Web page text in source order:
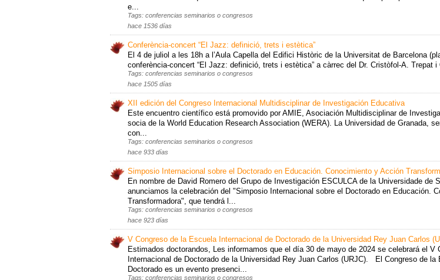
e...
Tags: conferencias seminarios o congresos
hace 1536 días
Conferència-concert “El Jazz: definició, trets i estètica”
El 4 de juliol a les 18h a l’Aula Capella del Edifici Històric de la Universitat de Barcelona
conferència-concert “El Jazz: definició, trets i estètica” a càrrec del Dr. Cristòfol-A. Trepat i
Tags: conferencias seminarios o congresos
hace 1505 días
XII edición del Congreso Internacional Multidisciplinar de Investigación Educativa
Este encuentro científico está promovido por AMIE, Asociación Multidisciplinar de
socia de la World Education Research Association (WERA). La Universidad de Granada,
con...
Tags: conferencias seminarios o congresos
hace 933 días
Simposio Internacional sobre el Doctorado en Educación. Conocimiento y Acción
En nombre de David Romero del Grupo de Investigación ESCULCA de la Universidade de
anunciamos la celebración del "Simposio Internacional sobre el Doctorado en Educación.
Transformadora", que tendrá l...
Tags: conferencias seminarios o congresos
hace 923 días
V Congreso de la Escuela Internacional de Doctorado de la Universidad Rey Juan Carlos
Estimados doctorandos, Les informamos que el día 30 de mayo de 2024 se celebrará el V
Internacional de Doctorado de la Universidad Rey Juan Carlos (URJC). El Congreso de la
Doctorado es un evento presenci...
Tags: conferencias seminarios o congresos